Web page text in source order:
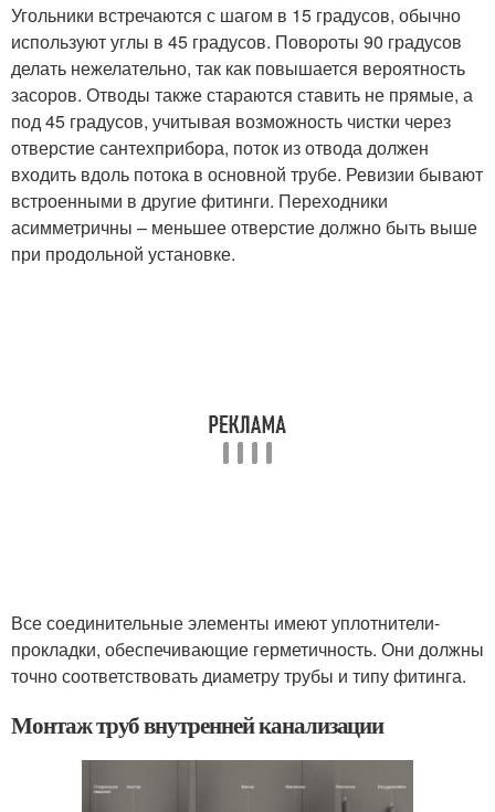
Угольники встречаются с шагом в 15 градусов, обычно
используют углы в 45 градусов. Повороты 90 градусов
делать нежелательно, так как повышается вероятность
засоров. Отводы также стараются ставить не прямые, а
под 45 градусов, учитывая возможность чистки через
отверстие сантехприбора, поток из отвода должен
входить вдоль потока в основной трубе. Ревизии бывают
встроенными в другие фитинги. Переходники
асимметричны – меньшее отверстие должно быть выше
при продольной установке.
Все соединительные элементы имеют уплотнители-
прокладки, обеспечивающие герметичность. Они должны
точно соответствовать диаметру трубы и типу фитинга.
Монтаж труб внутренней канализации